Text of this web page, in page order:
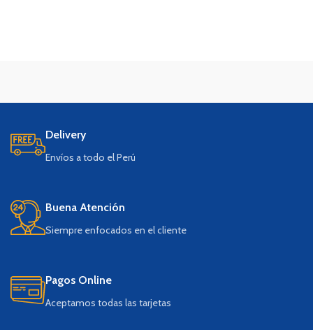
Delivery
Envíos a todo el Perú
Buena Atención
Siempre enfocados en el cliente
Pagos Online
Aceptamos todas las tarjetas